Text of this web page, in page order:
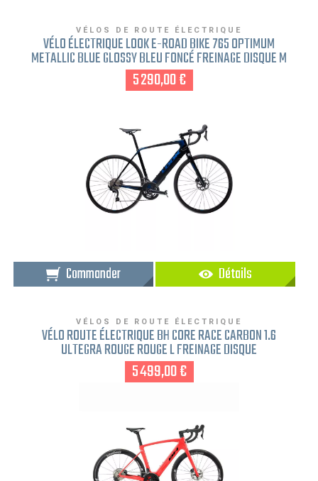
VÉLOS DE ROUTE ÉLECTRIQUE
VÉLO ÉLECTRIQUE LOOK E-ROAD BIKE 765 OPTIMUM
METALLIC BLUE GLOSSY BLEU FONCÉ FREINAGE DISQUE M
5 290,00 €
Commander Détails
VÉLOS DE ROUTE ÉLECTRIQUE
VÉLO ROUTE ÉLECTRIQUE BH CORE RACE CARBON 1.6
ULTEGRA ROUGE ROUGE L FREINAGE DISQUE
5 499,00 €